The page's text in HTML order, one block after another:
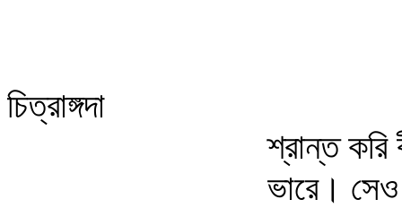
চিত্রাঙ্গদা
শ্রান্ত করি
ভারে।